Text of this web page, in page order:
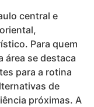
central e
Para quem
área se destaca
para a rotina
de
próximas. A